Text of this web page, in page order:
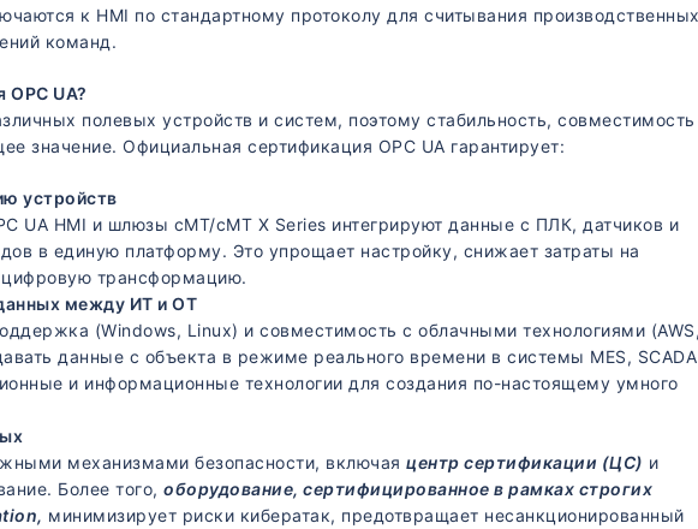
к HMI по стандартному протоколу для считывания
команд.
UA?
полевых устройств и систем, поэтому стабильность,
значение. Официальная сертификация OPC UA гарантирует:
устройств
UA HMI и шлюзы cMT/cMT X Series интегрируют данные с ПЛК, датчиков и
в единую платформу. Это упрощает настройку, снижает затраты на
цифровую трансформацию.
между ИТ и ОТ
(Windows, Linux) и совместимость с облачными технологиями
данные с объекта в режиме реального времени в системы MES,
и информационные технологии для создания по-настоящему умного
механизмами безопасности, включая центр сертификации (ЦС) и
Более того, оборудование, сертифицированное в рамках строгих
минимизирует риски кибератак, предотвращает несанкционированный